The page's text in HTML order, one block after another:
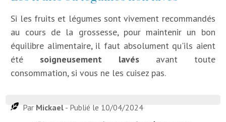
Si les fruits et légumes sont vivement recommandés
au cours de la grossesse, pour maintenir un bon
équilibre alimentaire, il faut absolument qu'ils aient
été soigneusement lavés avant toute
consommation, si vous ne les cuisez pas.
Par Mickael - Publié le 10/04/2024